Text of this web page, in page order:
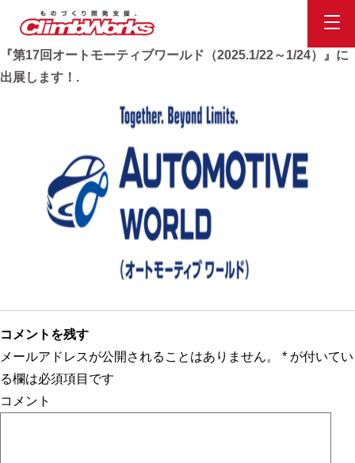
オートモーティブワールド
Published2025.1.8at876 × 264
東京ビッグサイトで開催
『第17回オートモーティブワールド（2025.1/22～1/24）』に
出展します！ .
コメントを残す
メールアドレスが公開されることはありません。
* が付いてい
る欄は必須項目です
コメント